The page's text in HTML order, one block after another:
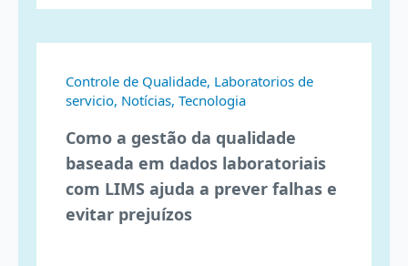
Controle de Qualidade, Laboratorios de
servicio, Notícias, Tecnologia
Como a gestão da qualidade
baseada em dados laboratoriais
com LIMS ajuda a prever falhas e
evitar prejuízos